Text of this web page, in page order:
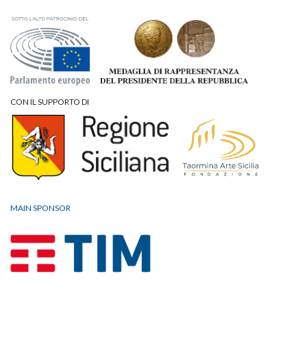
CON IL SUPPORTO DI
MAIN SPONSOR